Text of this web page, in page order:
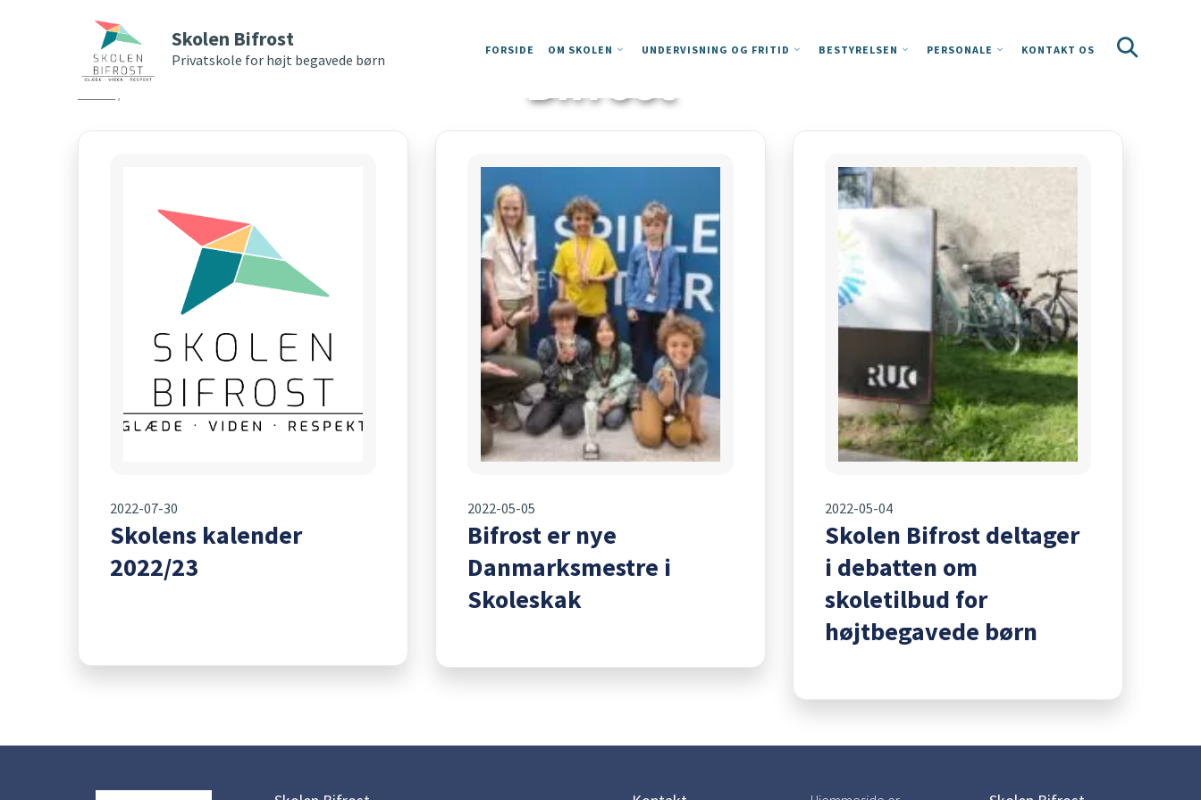
Skolen Bifrost
Privatskole for højt begavede børn
FORSIDE OM SKOLEN UNDERVISNING OG FRITID BESTYRELSEN PERSONALE KONTAKT OS
Bifrost
2022-07-30
Skolens kalender
2022/23
2022-05-05
Bifrost er nye
Danmarksmestre i
Skoleskak
2022-05-04
Skolen Bifrost deltager
i debatten om
skoletilbud for
højtbegavede børn